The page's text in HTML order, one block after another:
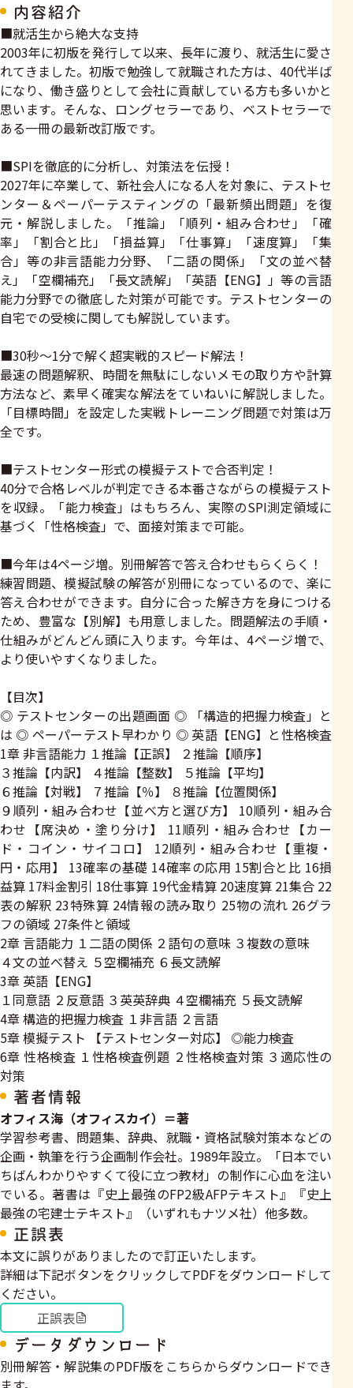
内容紹介
■就活生から絶大な支持
2003年に初版を発行して以来、長年に渡り、就活生に愛さ
れてきました。初版で勉強して就職された方は、40代半ば
になり、働き盛りとして会社に貢献している方も多いかと
思います。そんな、ロングセラーであり、ベストセラーで
ある一冊の最新改訂版です。
■SPIを徹底的に分析し、対策法を伝授！
2027年に卒業して、新社会人になる人を対象に、テストセ
ンター＆ペーパーテスティングの「最新頻出問題」を復
元・解説しました。「推論」「順列・組み合わせ」「確
率」「割合と比」「損益算」「仕事算」「速度算」「集
合」等の非言語能力分野、「二語の関係」「文の並べ替
え」「空欄補充」「長文読解」「英語【ENG】」等の言語
能力分野での徹底した対策が可能です。テストセンターの
自宅での受検に関しても解説しています。
■30秒～1分で解く超実戦的スピード解法！
最速の問題解釈、時間を無駄にしないメモの取り方や計算
方法など、素早く確実な解法をていねいに解説しました。
「目標時間」を設定した実戦トレーニング問題で対策は万
全です。
■テストセンター形式の模擬テストで合否判定！
40分で合格レベルが判定できる本番さながらの模擬テスト
を収録。「能力検査」はもちろん、実際のSPI測定領域に
基づく「性格検査」で、面接対策まで可能。
■今年は4ページ増。別冊解答で答え合わせもらくらく！
練習問題、模擬試験の解答が別冊になっているので、楽に
答え合わせができます。自分に合った解き方を身につける
ため、豊富な【別解】も用意しました。問題解法の手順・
仕組みがどんどん頭に入ります。今年は、4ページ増で、
より使いやすくなりました。
【目次】
◎ テストセンターの出題画面 ◎ 「構造的把握力検査」と
は ◎ ペーパーテスト早わかり ◎ 英語【ENG】と性格検査
1章 非言語能力 １推論【正誤】 ２推論【順序】
３推論【内訳】 ４推論【整数】 ５推論【平均】
６推論【対戦】 ７推論【％】 ８推論【位置関係】
９順列・組み合わせ【並べ方と選び方】 10順列・組み合
わせ【席決め・塗り分け】 11順列・組み合わせ【カー
ド・コイン・サイコロ】 12順列・組み合わせ【重複・
円・応用】 13確率の基礎 14確率の応用 15割合と比 16損
益算 17料金割引 18仕事算 19代金精算 20速度算 21集合 22
表の解釈 23特殊算 24情報の読み取り 25物の流れ 26グラ
フの領域 27条件と領域
2章 言語能力 １二語の関係 ２語句の意味 ３複数の意味
４文の並べ替え ５空欄補充 ６長文読解
3章 英語【ENG】
１同意語 ２反意語 ３英英辞典 ４空欄補充 ５長文読解
4章 構造的把握力検査 １非言語 ２言語
5章 模擬テスト 【テストセンター対応】 ◎能力検査
6章 性格検査 １性格検査例題 ２性格検査対策 ３適応性の
対策
著者情報
オフィス海（オフィスカイ）＝著
学習参考書、問題集、辞典、就職・資格試験対策本などの
企画・執筆を行う企画制作会社。1989年設立。「日本でい
ちばんわかりやすくて役に立つ教材」の制作に心血を注い
でいる。著書は『史上最強のFP2級AFPテキスト』『史上
最強の宅建士テキスト』（いずれもナツメ社）他多数。
正誤表
本文に誤りがありましたので訂正いたします。
詳細は下記ボタンをクリックしてPDFをダウンロードして
ください。
正誤表
データダウンロード
別冊解答・解説集のPDF版をこちらからダウンロードでき